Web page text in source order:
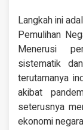
Langkah ini
Pemulihan
Menerusi
sistematik
terutamanya
akibat
seterusnya
ekonomi